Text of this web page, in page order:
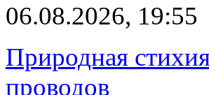
06.08.2026, 19:55
Природная
проводов